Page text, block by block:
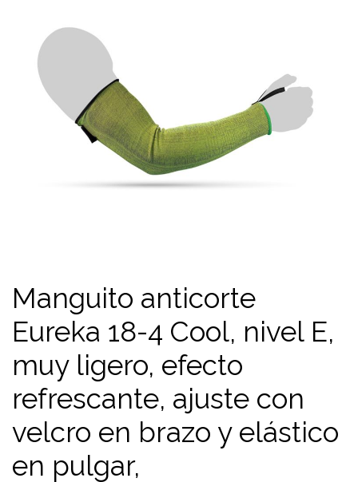
Manguito anticorte
Eureka 18-4 Cool, nivel E,
muy ligero, efecto
refrescante, ajuste con
velcro en brazo y elástico
en pulgar,